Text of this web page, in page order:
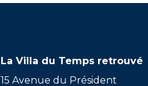
La Villa du Temps retrouvé
15 Avenue du Président